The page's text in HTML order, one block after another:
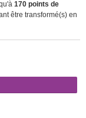
170 points de
être transformé(s) en